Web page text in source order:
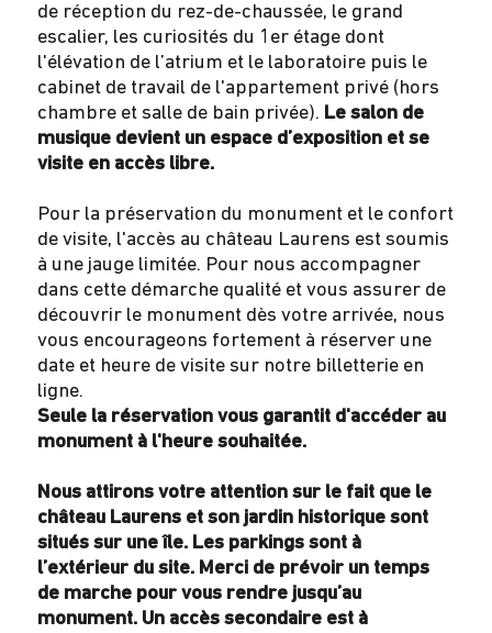
de réception du rez-de-chaussée, le grand
escalier, les curiosités du 1er étage dont
l'élévation de l’atrium et le laboratoire puis le
cabinet de travail de l'appartement privé (hors
chambre et salle de bain privée). Le salon de
musique devient un espace d’exposition et se
visite en accès libre.
Pour la préservation du monument et le confort
de visite, l'accès au château Laurens est soumis
à une jauge limitée. Pour nous accompagner
dans cette démarche qualité et vous assurer de
découvrir le monument dès votre arrivée, nous
vous encourageons fortement à réserver une
date et heure de visite sur notre billetterie en
ligne.
Seule la réservation vous garantit d'accéder au
monument à l'heure souhaitée.
Nous attirons votre attention sur le fait que le
château Laurens et son jardin historique sont
situés sur une île. Les parkings sont à
l’extérieur du site. Merci de prévoir un temps
de marche pour vous rendre jusqu’au
monument. Un accès secondaire est à